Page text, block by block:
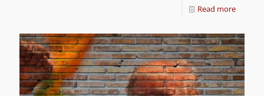
Read more